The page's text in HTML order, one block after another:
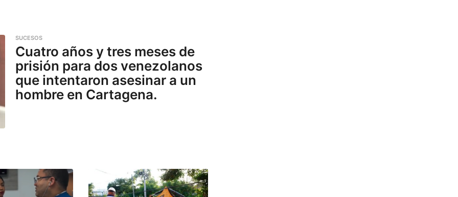
SUCESOS
Cuatro años y tres meses de
prisión para dos venezolanos
que intentaron asesinar a un
hombre en Cartagena.